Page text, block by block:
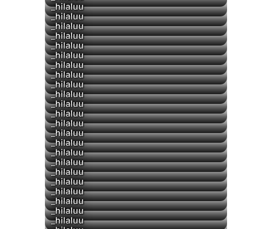
▶
_hilaluu
_hilaluu
_hilaluu
_hilaluu
_hilaluu
_hilaluu
_hilaluu
_hilaluu
▶
_hilaluu
_hilaluu
_hilaluu
_hilaluu
_hilaluu
▶
_hilaluu
_hilaluu
_hilaluu
_hilaluu
_hilaluu
▶
_hilaluu
_hilaluu
_hilaluu
_hilaluu
_hilaluu